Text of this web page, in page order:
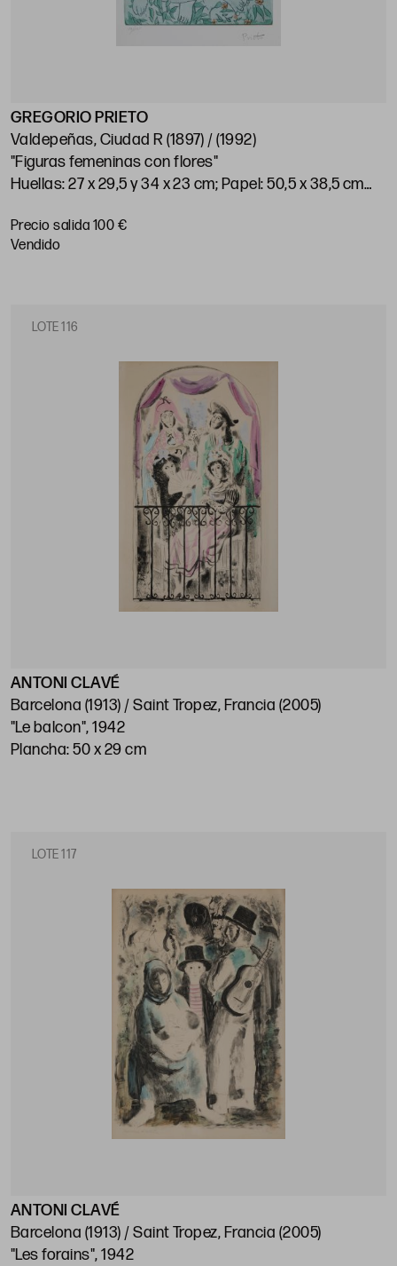
GREGORIO PRIETO
Valdepeñas, Ciudad R (1897) / (1992)
"Figuras femeninas con flores"
Huellas: 27 x 29,5 y 34 x 23 cm; Papel: 50,5 x 38,5 cm
Precio salida 100 €
vendido
LOTE 116
ANTONI CLAVÉ
Barcelona (1913) / Saint Tropez, Francia (2005)
"Le balcon", 1942
Plancha: 50 x 29 cm
LOTE 117
ANTONI CLAVÉ
Barcelona (1913) / Saint Tropez, Francia (2005)
"Les forains", 1942